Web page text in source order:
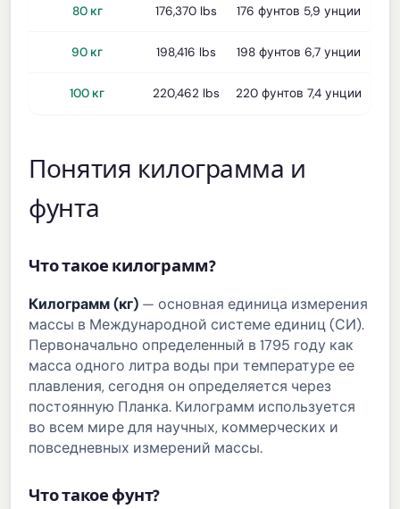
80 кг 176,370 lbs 176 фунтов 5,9 унции
90 кг 198,416 lbs 198 фунтов 6,7 унции
100 кг 220,462 lbs 220 фунтов 7,4 унции
Понятия килограмма и
фунта
Что такое килограмм?
Килограмм (кг) — основная единица измерения
массы в Международной системе единиц (СИ).
Первоначально определенный в 1795 году как
масса одного литра воды при температуре ее
плавления, сегодня он определяется через
постоянную Планка. Килограмм используется
во всем мире для научных, коммерческих и
повседневных измерений массы.
Что такое фунт?